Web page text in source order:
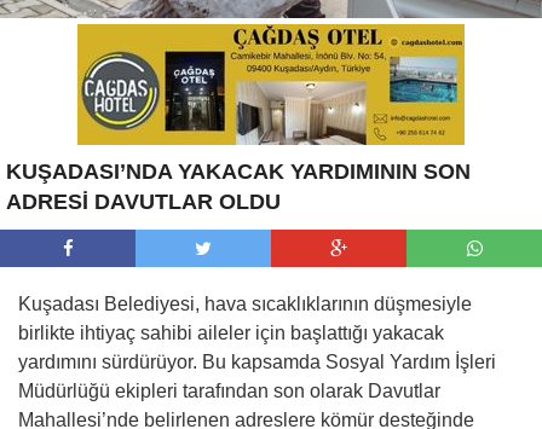
KUŞADASI’NDA YAKACAK YARDIMININ SON
ADRESİ DAVUTLAR OLDU
Kuşadası Belediyesi, hava sıcaklıklarının düşmesiyle
birlikte ihtiyaç sahibi aileler için başlattığı yakacak
yardımını sürdürüyor. Bu kapsamda Sosyal Yardım İşleri
Müdürlüğü ekipleri tarafından son olarak Davutlar
Mahallesi’nde belirlenen adreslere kömür desteğinde